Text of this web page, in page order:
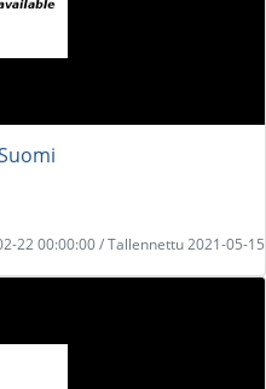
22 00:00:00 / Tallennettu 2021-05-15